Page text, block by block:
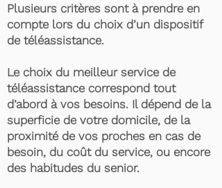
Plusieurs critères sont à prendre en
compte lors du choix d’un dispositif
de téléassistance.
Le choix du meilleur service de
téléassistance correspond tout
d’abord à vos besoins. Il dépend de la
superficie de votre domicile, de la
proximité de vos proches en cas de
besoin, du coût du service, ou encore
des habitudes du senior.